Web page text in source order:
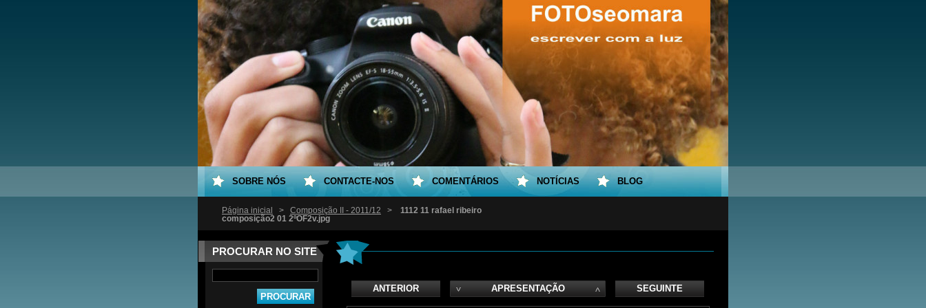
Página inicial > Composição II - 2011/12 >
1112 11 rafael ribeiro
composição2 01 2ºOF2v.jpg
PROCURAR NO SITE
ANTERIOR APRESENTAÇÃO SEGUINTE
SOBRE NÓS CONTACTE-NOS COMENTÁRIOS NOTÍCIAS BLOG